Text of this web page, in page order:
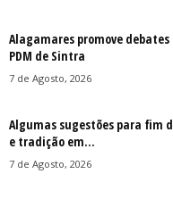
Alagamares promove debates
PDM de Sintra
7 de Agosto, 2026
Algumas sugestões para fim
e tradição em...
7 de Agosto, 2026